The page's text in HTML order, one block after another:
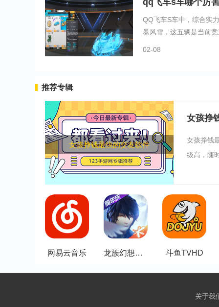
QQ飞车S车中，综合实
暴风雪，这五辆是当前
02-08
推荐专辑
女孩挣钱最快的交友软件
女孩挣
女孩挣钱
级高，随
网易云音乐 龙族幻想（分类与内容不符） 斗鱼TVHD
关于我